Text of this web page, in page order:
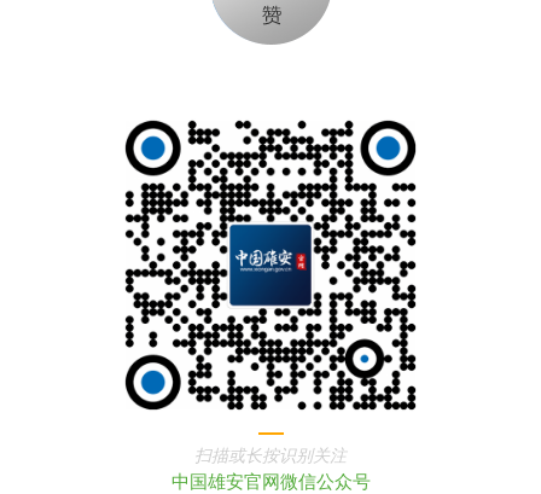
扫描或长按识别关注
中国雄安官网微信公众号